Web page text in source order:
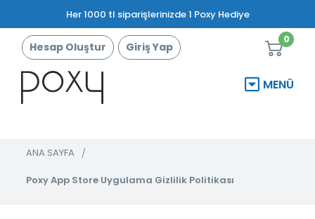
Her 1000 tl siparişlerinizde 1 Poxy Hediye
Hesap Oluştur Giriş Yap
0
MENÜ
ANA SAYFA
Poxy App Store Uygulama Gizlilik Politikası